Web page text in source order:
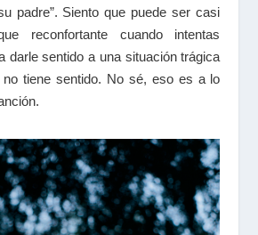
padre”. Siento que puede ser casi
reconfortante cuando intentas
darle sentido a una situación trágica
no tiene sentido. No sé, eso es a lo